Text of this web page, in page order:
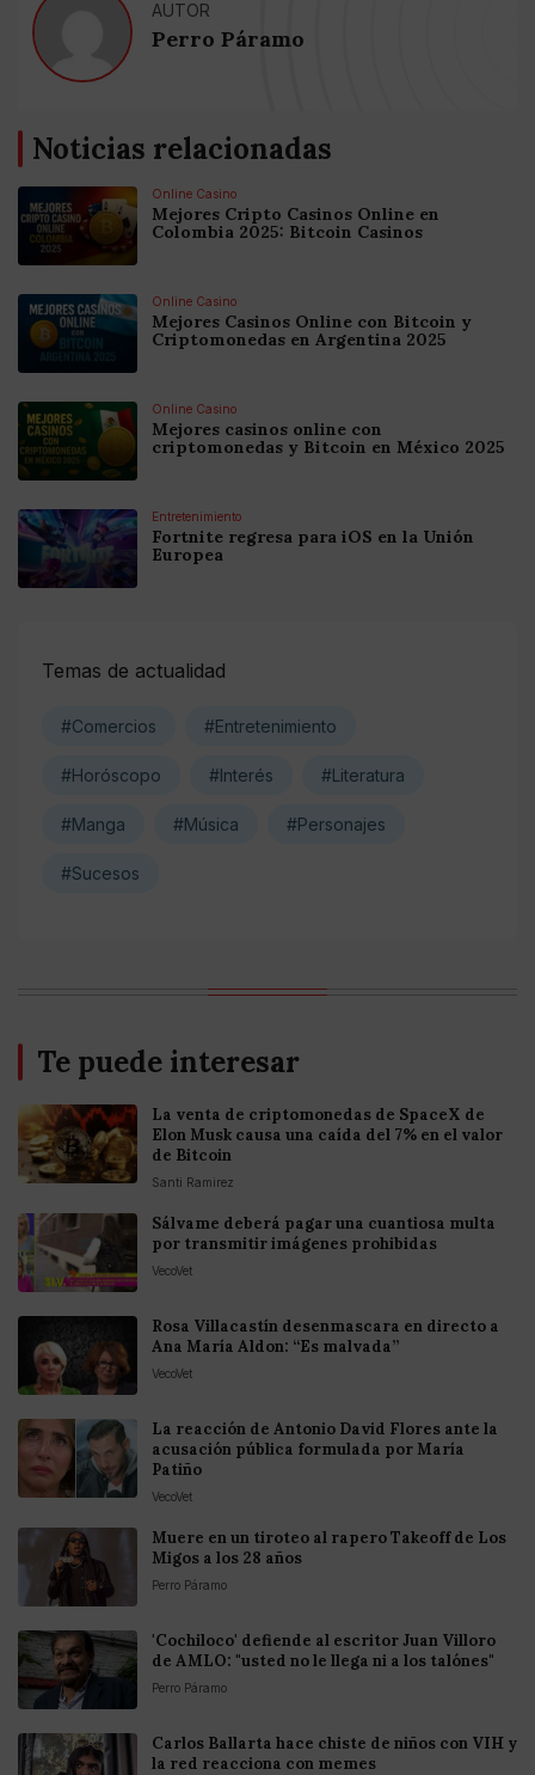
AUTOR
Perro Páramo
Noticias relacionadas
Online Casino
Mejores Cripto Casinos Online en
Colombia 2025: Bitcoin Casinos
Online Casino
Mejores Casinos Online con Bitcoin y
Criptomonedas en Argentina 2025
Online Casino
Mejores casinos online con
criptomonedas y Bitcoin en México 2025
Entretenimiento
Fortnite regresa para iOS en la Unión
Europea
Temas de actualidad
#Comercios #Entretenimiento
#Horóscopo #Interés #Literatura
#Manga #Música #Personajes
#Sucesos
Te puede interesar
La venta de criptomonedas de SpaceX de
Elon Musk causa una caída del 7% en el valor
de Bitcoin
Santi Ramirez
Sálvame deberá pagar una cuantiosa multa
por transmitir imágenes prohibidas
VecoVet
Rosa Villacastín desenmascara en directo a
Ana María Aldon: “Es malvada”
VecoVet
La reacción de Antonio David Flores ante la
acusación pública formulada por María
Patiño
VecoVet
Muere en un tiroteo al rapero Takeoff de Los
Migos a los 28 años
Perro Páramo
'Cochiloco' defiende al escritor Juan Villoro
de AMLO: "usted no le llega ni a los talónes"
Perro Páramo
Carlos Ballarta hace chiste de niños con VIH y
la red reacciona con memes